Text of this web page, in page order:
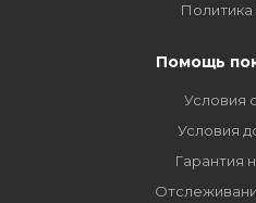
Помощь
Условия
Условия
Гарантия